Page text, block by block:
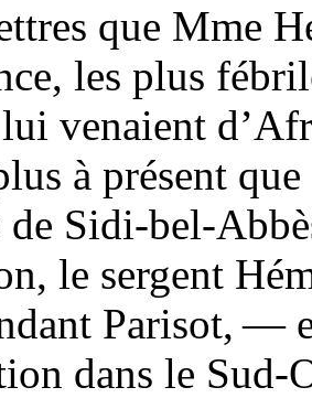
que Mme
les plus
venaient
à présent
de Sidi-bel-
le sergent
Parisot, —
dans le Sud-